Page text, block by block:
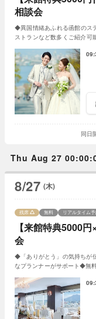
相談会
◆異国情緒あふれる函館のス
ストランなど数多くご紹介可
同日
Thu Aug 27
8/27 (木)
【来館特典5000
会
残席 無料 リアルタイム
◆「ありがとう」の気持ちが
なプランナーがサポート◆無